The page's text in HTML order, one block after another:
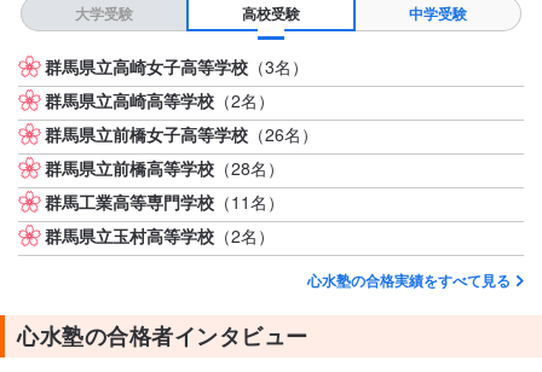
大学受験 高校受験 中学受験
群馬県立高崎女子高等学校 （3名）
群馬県立高崎高等学校 （2名）
群馬県立前橋女子高等学校 （26名）
群馬県立前橋高等学校 （28名）
群馬工業高等専門学校 （11名）
群馬県立玉村高等学校 （2名）
心水塾の合格実績をすべて見る
心水塾の合格者インタビュー